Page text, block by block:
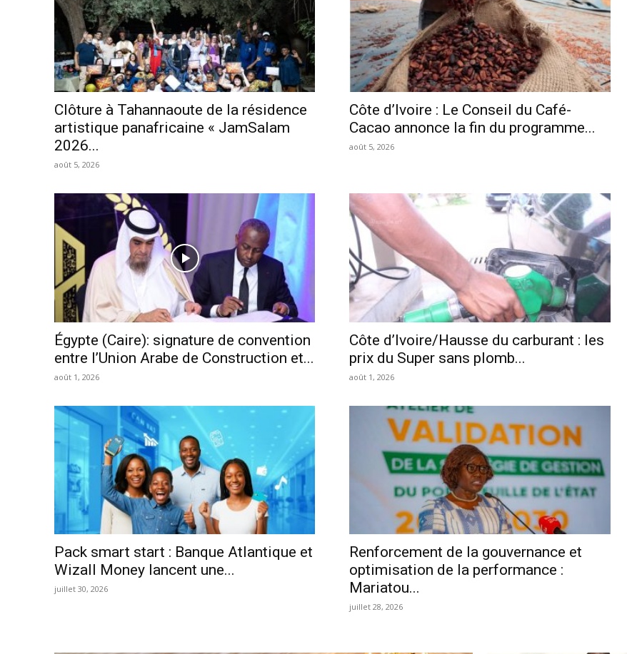
Clôture à Tahannaoute de la résidence
artistique panafricaine « JamSalam
2026...
août 5, 2026
Côte d’Ivoire : Le Conseil du Café-
Cacao annonce la fin du programme...
août 5, 2026
Égypte (Caire): signature de convention
entre l’Union Arabe de Construction et...
août 1, 2026
Côte d’Ivoire/Hausse du carburant : les
prix du Super sans plomb...
août 1, 2026
Pack smart start : Banque Atlantique et
Wizall Money lancent une...
juillet 30, 2026
Renforcement de la gouvernance et
optimisation de la performance :
Mariatou...
juillet 28, 2026